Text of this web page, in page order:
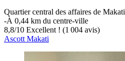
Quartier central des affaires de Makati
‐À 0,44 km du centre-ville
8,8/10 Excellent ! (1 004 avis)
Ascott Makati